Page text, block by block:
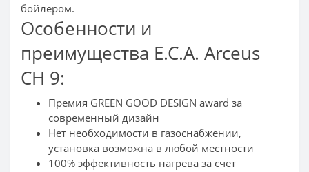
бойлером.
Особенности и
преимущества E.C.A. Arceus
CH 9:
Премия GREEN GOOD DESIGN award за
современный дизайн
Нет необходимости в газоснабжении,
установка возможна в любой местности
100% эффективность нагрева за счет